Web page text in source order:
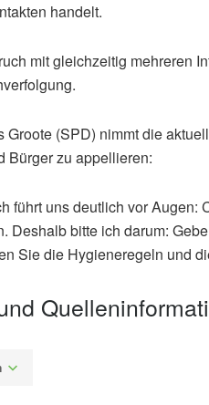
handelt.
mit gleichzeitig mehreren
Groote (SPD) nimmt die
Bürger zu appellieren:
führt uns deutlich vor
Deshalb bitte ich darum:
Sie die Hygieneregeln und